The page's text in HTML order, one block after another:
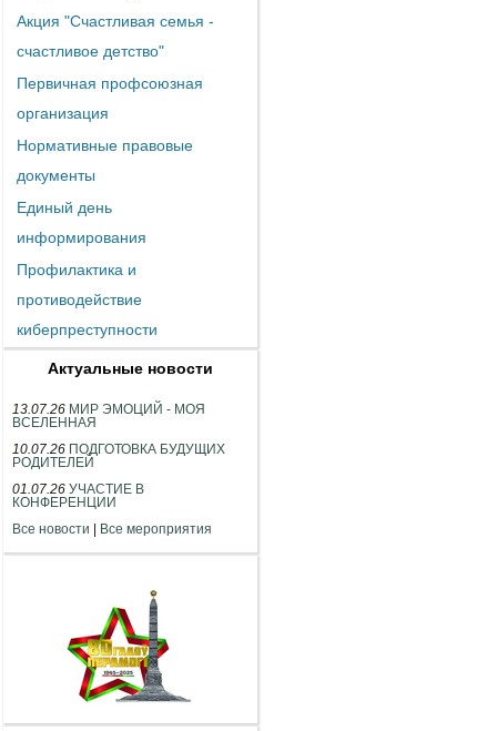
Акция "Счастливая семья -
счастливое детство"
Первичная профсоюзная
организация
Нормативные правовые
документы
Единый день
информирования
Профилактика и
противодействие
киберпреступности
Актуальные новости
13.07.26 МИР ЭМОЦИЙ - МОЯ
ВСЕЛЕННАЯ
10.07.26 ПОДГОТОВКА БУДУЩИХ
РОДИТЕЛЕЙ
01.07.26 УЧАСТИЕ В
КОНФЕРЕНЦИИ
Все новости
Все мероприятия